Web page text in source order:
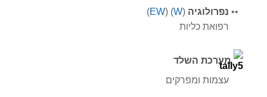
•
• נפרולוגיה (
W
) (
EW
)
רפואת כליות
מערכת השלד
עצמות ומפרקים